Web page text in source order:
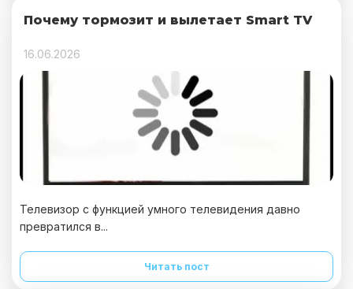
Почему тормозит и вылетает Smart TV
16.06.2026
Телевизор с функцией умного телевидения давно
превратился в...
Читать пост